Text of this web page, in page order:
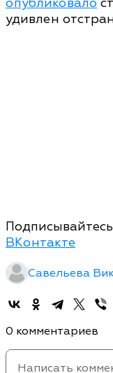
удивлен
ВКонтакте
Савельева
0 комментариев